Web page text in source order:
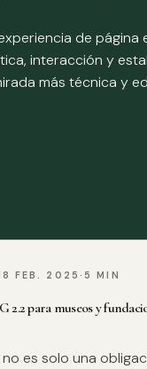
de página
interacción y
más técnica y
FEB. 2025 · 5 MIN
2.2 para museos y
es solo una